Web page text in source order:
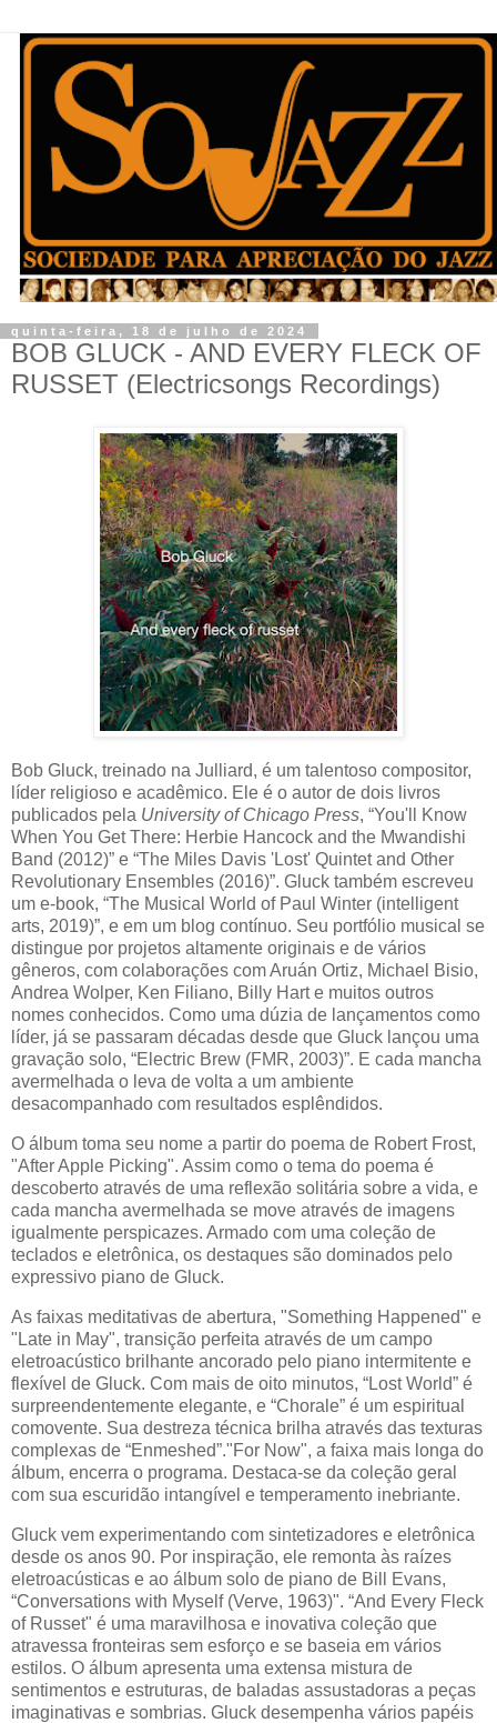
quinta-feira, 18 de julho de 2024
BOB GLUCK - AND EVERY FLECK OF
RUSSET (Electricsongs Recordings)
Bob Gluck, treinado na Julliard, é um talentoso compositor,
líder religioso e acadêmico. Ele é o autor de dois livros
publicados pela University of Chicago Press, “You'll Know
When You Get There: Herbie Hancock and the Mwandishi
Band (2012)” e “The Miles Davis 'Lost' Quintet and Other
Revolutionary Ensembles (2016)”. Gluck também escreveu
um e-book, “The Musical World of Paul Winter (intelligent
arts, 2019)”, e em um blog contínuo. Seu portfólio musical se
distingue por projetos altamente originais e de vários
gêneros, com colaborações com Aruán Ortiz, Michael Bisio,
Andrea Wolper, Ken Filiano, Billy Hart e muitos outros
nomes conhecidos. Como uma dúzia de lançamentos como
líder, já se passaram décadas desde que Gluck lançou uma
gravação solo, “Electric Brew (FMR, 2003)”. E cada mancha
avermelhada o leva de volta a um ambiente
desacompanhado com resultados esplêndidos.
O álbum toma seu nome a partir do poema de Robert Frost,
"After Apple Picking". Assim como o tema do poema é
descoberto através de uma reflexão solitária sobre a vida, e
cada mancha avermelhada se move através de imagens
igualmente perspicazes. Armado com uma coleção de
teclados e eletrônica, os destaques são dominados pelo
expressivo piano de Gluck.
As faixas meditativas de abertura, "Something Happened" e
"Late in May", transição perfeita através de um campo
eletroacústico brilhante ancorado pelo piano intermitente e
flexível de Gluck. Com mais de oito minutos, “Lost World” é
surpreendentemente elegante, e “Chorale” é um espiritual
comovente. Sua destreza técnica brilha através das texturas
complexas de “Enmeshed”."For Now", a faixa mais longa do
álbum, encerra o programa. Destaca-se da coleção geral
com sua escuridão intangível e temperamento inebriante.
Gluck vem experimentando com sintetizadores e eletrônica
desde os anos 90. Por inspiração, ele remonta às raízes
eletroacústicas e ao álbum solo de piano de Bill Evans,
“Conversations with Myself (Verve, 1963)". “And Every Fleck
of Russet" é uma maravilhosa e inovativa coleção que
atravessa fronteiras sem esforço e se baseia em vários
estilos. O álbum apresenta uma extensa mistura de
sentimentos e estruturas, de baladas assustadoras a peças
imaginativas e sombrias. Gluck desempenha vários papéis